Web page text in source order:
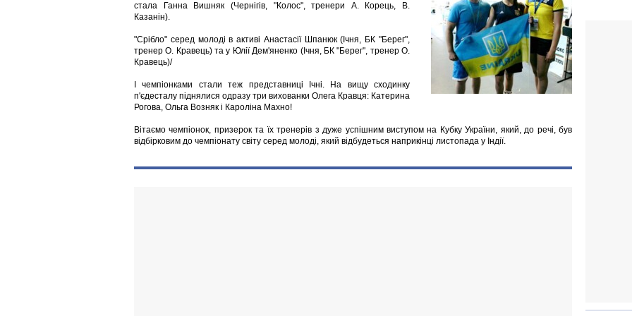
стала Ганна Вишняк (Чернігів, "Колос", тренери А. Корець, В.
Казанін).
"Срібло" серед молоді в активі Анастасії Шпанюк (Ічня, БК "Берег",
тренер О. Кравець) та у Юлії Дем'яненко (Ічня, БК "Берег", тренер О.
Кравець)/
І чемпіонками стали теж представниці Ічні. На вищу сходинку
п'єдесталу піднялися одразу три вихованки Олега Кравця: Катерина
Рогова, Ольга Возняк і Кароліна Махно!
Вітаємо чемпіонок, призерок та їх тренерів з дуже успішним виступом на Кубку України, який, до речі, був
відбірковим до чемпіонату світу серед молоді, який відбудеться наприкінці листопада у Індії.